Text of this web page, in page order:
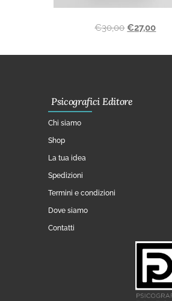
€30,00 €27,00
Psicografici Editore
Chi siamo
Shop
La tua idea
Spedizioni
Termini e condizioni
Dove siamo
Contatti